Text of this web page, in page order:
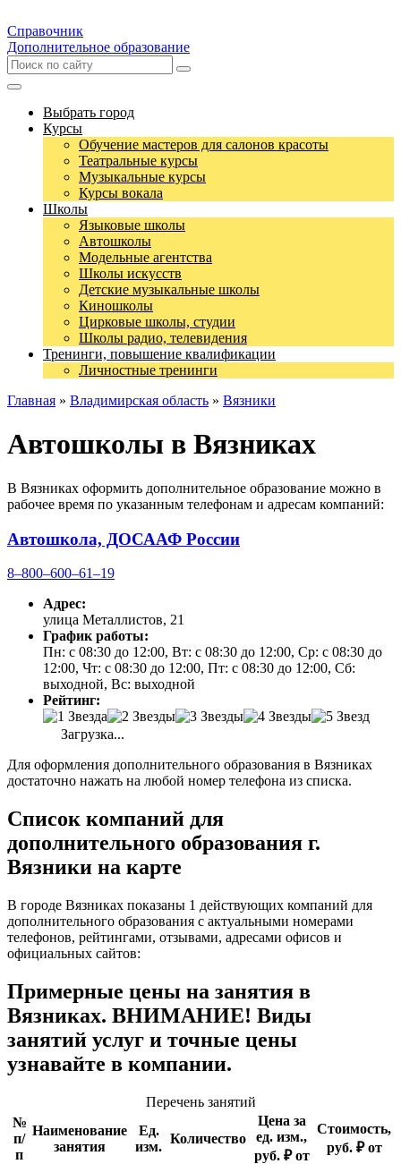
Справочник
Дополнительное образование
Выбрать город
Курсы
Обучение мастеров для салонов красоты
Театральные курсы
Музыкальные курсы
Курсы вокала
Школы
Языковые школы
Автошколы
Модельные агентства
Школы искусств
Детские музыкальные школы
Киношколы
Цирковые школы, студии
Школы радио, телевидения
Тренинги, повышение квалификации
Личностные тренинги
Главная » Владимирская область » Вязники
Автошколы в Вязниках
В Вязниках оформить дополнительное образование можно в
рабочее время по указанным телефонам и адресам компаний:
Автошкола, ДОСААФ России
8‒800‒600‒61‒19
Адрес:
улица Металлистов, 21
График работы:
Пн: с 08:30 до 12:00, Вт: с 08:30 до 12:00, Ср: с 08:30 до
12:00, Чт: с 08:30 до 12:00, Пт: с 08:30 до 12:00, Сб:
выходной, Вс: выходной
Рейтинг:
Загрузка...
Для оформления дополнительного образования в Вязниках
достаточно нажать на любой номер телефона из списка.
Список компаний для
дополнительного образования г.
Вязники на карте
В городе Вязниках показаны 1 действующих компаний для
дополнительного образования с актуальными номерами
телефонов, рейтингами, отзывами, адресами офисов и
официальных сайтов:
Примерные цены на занятия в
Вязниках. ВНИМАНИЕ! Виды
занятий услуг и точные цены
узнавайте в компании.
Перечень занятий
№
п/
п
Наименование
занятия
Ед.
изм.
Количество
Цена за
ед. изм.,
руб. ₽ от
Стоимость,
руб. ₽ от